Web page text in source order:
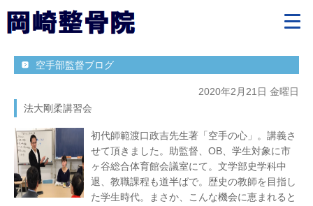
空手部監督ブログ
2020年2月21日 金曜日
法大剛柔講習会
初代師範渡口政吉先生著「空手の心」。講義さ
せて頂きました。助監督、OB、学生対象に市
ヶ谷総合体育館会議室にて。文学部史学科中
退、教職課程も道半ばで。歴史の教師を目指し
た学生時代。まさか、こんな機会に恵まれると